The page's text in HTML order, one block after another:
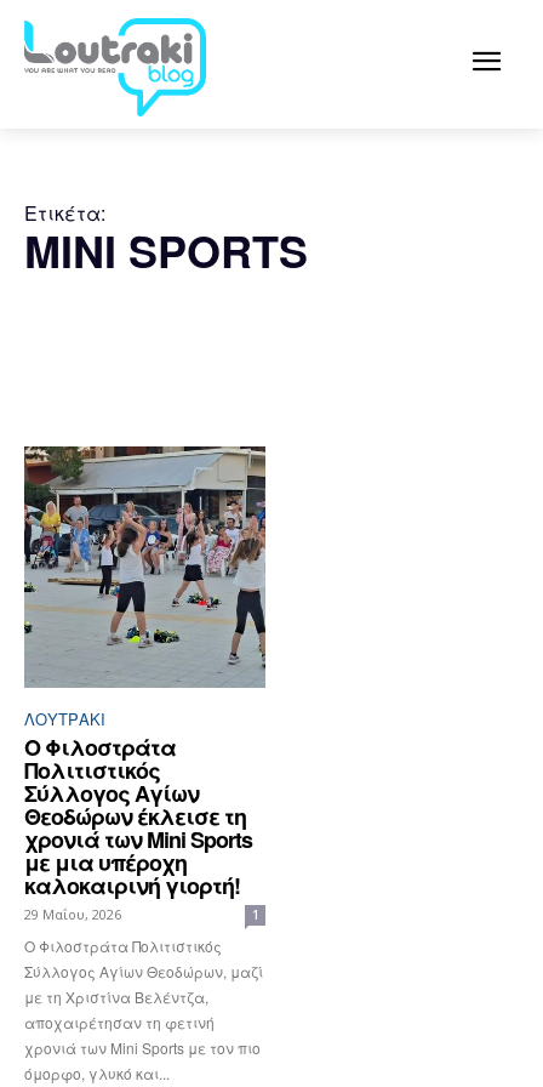
Ετικέτα:
MINI SPORTS
ΛΟΥΤΡΆΚΙ
Ο Φιλοστράτα
Πολιτιστικός
Σύλλογος Αγίων
Θεοδώρων έκλεισε τη
χρονιά των Mini Sports
με μια υπέροχη
καλοκαιρινή γιορτή!
29 Μαΐου, 2026 1
Ο Φιλοστράτα Πολιτιστικός
Σύλλογος Αγίων Θεοδώρων, μαζί
με τη Χριστίνα Βελέντζα,
αποχαιρέτησαν τη φετινή
χρονιά των Mini Sports με τον πιο
όμορφο, γλυκό και...